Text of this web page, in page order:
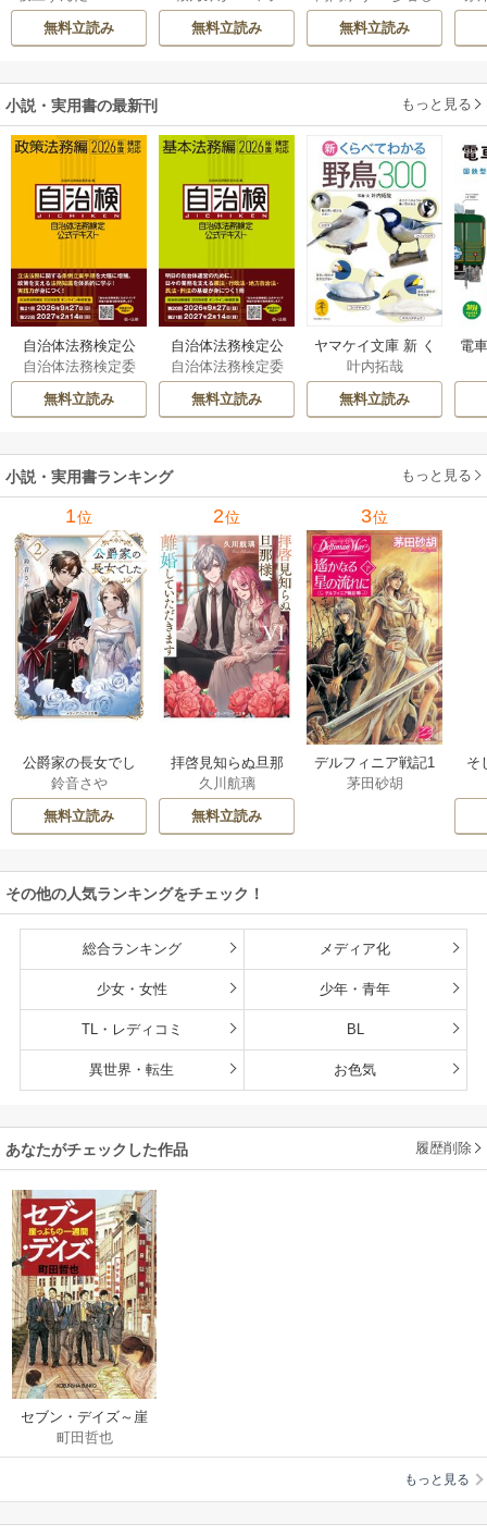
皇子殿下がどうも
溺愛してくれてい
AKOTO
/ 鴉羽凛燈
無料立読み
てください
無料立読み
国の皇弟殿下と結
ばれる
/ 雲屋ゆきお
無料立読み
小説・実用書の最新刊 もっと見る
自治体法務検定公
式テキスト 政策
法務編 ２０２６
年度検定対応 1巻
自治体法務検定委
員会
無料立読み
自治体法務検定公
式テキスト 基本
法務編 ２０２６
年度検定対応 1巻
自治体法務検定委
員会
無料立読み
ヤマケイ文庫 新 く
らべてわかる野鳥3
00 1巻
叶内拓哉
無料立読み
電
小説・実用書ランキング もっと見る
1位
公爵家の長女でし
た
鈴音さや
無料立読み
2位
拝啓見知らぬ旦那
様、離婚していた
だきます
久川航璃
無料立読み
3位
デルフィニア戦記1
茅田砂胡
そ
その他の人気ランキングをチェック！
総合ランキング メディア化
少女・女性 少年・青年
TL・レディコミ BL
異世界・転生 お色気
あなたがチェックした作品 履歴削除
セブン・デイズ～崖
っぷちの一週間～
町田哲也
もっと見る